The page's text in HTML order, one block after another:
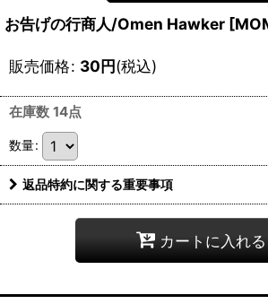
お告げの行商人/Omen Hawker
販売価格: 30円(税込)
在庫数 14点
数量:
返品特約に関する重要事項
カートに入れる